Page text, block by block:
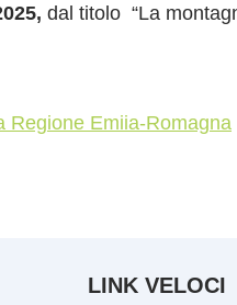
dal titolo “La
Regione Emiia-Romagna
LINK VELOCI